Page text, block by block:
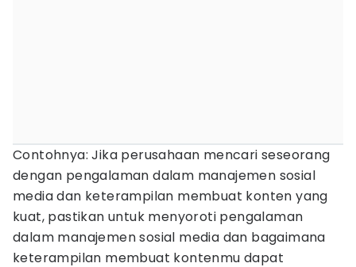
Contohnya: Jika perusahaan mencari seseorang
dengan pengalaman dalam manajemen sosial
media dan keterampilan membuat konten yang
kuat, pastikan untuk menyoroti pengalaman
dalam manajemen sosial media dan bagaimana
keterampilan membuat kontenmu dapat